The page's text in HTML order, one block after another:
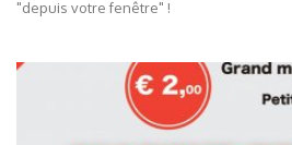
"depuis votre fenêtre" !